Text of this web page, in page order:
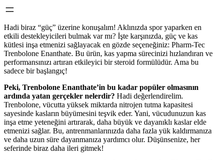
Hadi biraz “güç” üzerine konuşalım! Aklınızda spor yaparken en
etkili destekleyicileri bulmak var mı? İşte karşınızda, güç ve kas
kütlesi inşa etmenizi sağlayacak en gözde seçeneğiniz: Pharm-Tec
Trenbolone Enanthate. Bu ürün, kas yapma sürecinizi hızlandıran ve
performansınızı artıran etkileyici bir steroid formülüdür. Ama bu
sadece bir başlangıç!
Peki, Trenbolone Enanthate’in bu kadar popüler olmasının
ardında yatan gerçekler nelerdir? Hadi değerlendirelim.
Trenbolone, vücutta yüksek miktarda nitrojen tutma kapasitesi
sayesinde kasların büyümesini teşvik eder. Yani, vücudunuzun kas
inşa etme yeteneğini artırarak, daha büyük ve dayanıklı kaslar elde
etmenizi sağlar. Bu, antrenmanlarınızda daha fazla yük kaldırmanıza
ve daha uzun süre dayanmanıza yardımcı olur. Düşünsenize, her
seferinde biraz daha ileri gitmek!